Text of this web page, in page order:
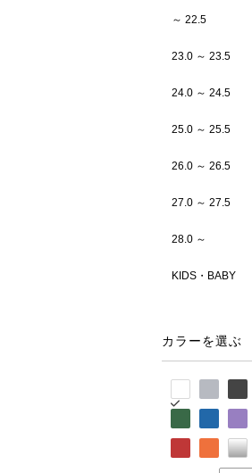
～ 22.5
23.0 ～ 23.5
24.0 ～ 24.5
25.0 ～ 25.5
26.0 ～ 26.5
27.0 ～ 27.5
28.0 ～
KIDS・BABY
カラーを選ぶ